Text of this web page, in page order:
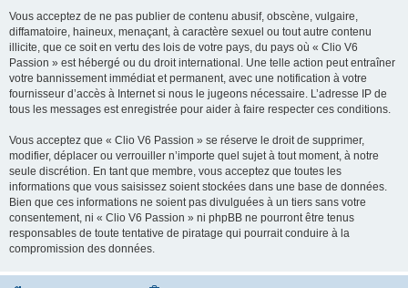
Vous acceptez de ne pas publier de contenu abusif, obscène, vulgaire,
diffamatoire, haineux, menaçant, à caractère sexuel ou tout autre contenu
illicite, que ce soit en vertu des lois de votre pays, du pays où « Clio V6
Passion » est hébergé ou du droit international. Une telle action peut entraîner
votre bannissement immédiat et permanent, avec une notification à votre
fournisseur d’accès à Internet si nous le jugeons nécessaire. L’adresse IP de
tous les messages est enregistrée pour aider à faire respecter ces conditions.
Vous acceptez que « Clio V6 Passion » se réserve le droit de supprimer,
modifier, déplacer ou verrouiller n’importe quel sujet à tout moment, à notre
seule discrétion. En tant que membre, vous acceptez que toutes les
informations que vous saisissez soient stockées dans une base de données.
Bien que ces informations ne soient pas divulguées à un tiers sans votre
consentement, ni « Clio V6 Passion » ni phpBB ne pourront être tenus
responsables de toute tentative de piratage qui pourrait conduire à la
compromission des données.